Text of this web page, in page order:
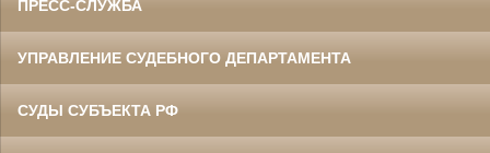
ПРЕСС-СЛУЖБА
УПРАВЛЕНИЕ СУДЕБНОГО ДЕПАРТАМЕНТА
СУДЫ СУБЪЕКТА РФ